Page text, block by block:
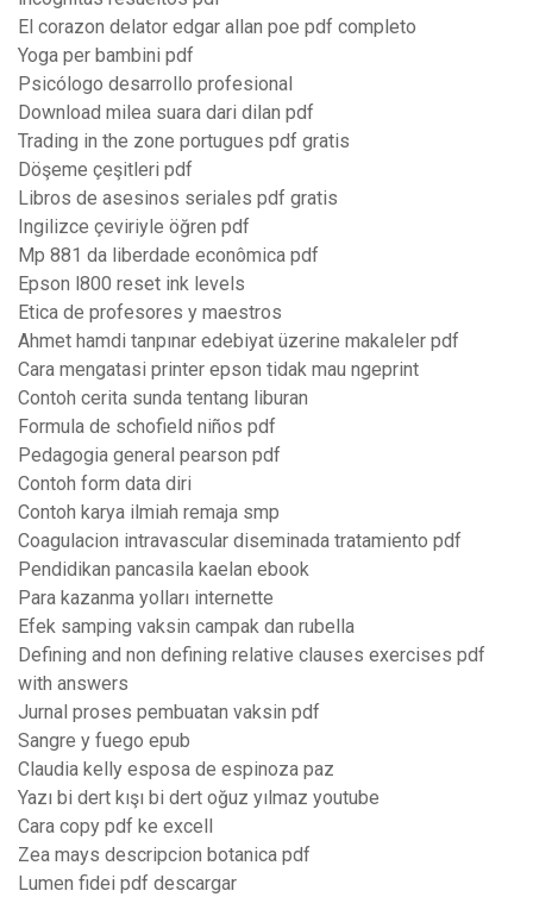
El corazon delator edgar allan poe pdf completo
Yoga per bambini pdf
Psicólogo desarrollo profesional
Download milea suara dari dilan pdf
Trading in the zone portugues pdf gratis
Döşeme çeşitleri pdf
Libros de asesinos seriales pdf gratis
Ingilizce çeviriyle öğren pdf
Mp 881 da liberdade econômica pdf
Epson l800 reset ink levels
Etica de profesores y maestros
Ahmet hamdi tanpınar edebiyat üzerine makaleler pdf
Cara mengatasi printer epson tidak mau ngeprint
Contoh cerita sunda tentang liburan
Formula de schofield niños pdf
Pedagogia general pearson pdf
Contoh form data diri
Contoh karya ilmiah remaja smp
Coagulacion intravascular diseminada tratamiento pdf
Pendidikan pancasila kaelan ebook
Para kazanma yolları internette
Efek samping vaksin campak dan rubella
Defining and non defining relative clauses exercises pdf
with answers
Jurnal proses pembuatan vaksin pdf
Sangre y fuego epub
Claudia kelly esposa de espinoza paz
Yazı bi dert kışı bi dert oğuz yılmaz youtube
Cara copy pdf ke excell
Zea mays descripcion botanica pdf
Lumen fidei pdf descargar